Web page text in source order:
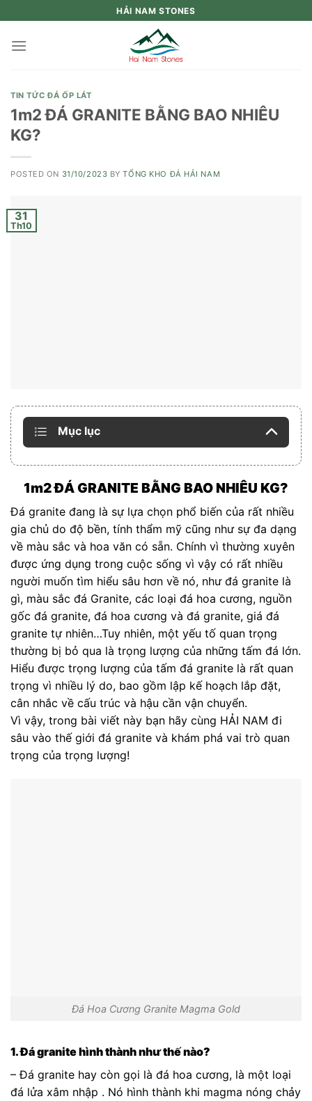
to
content
HẢI NAM STONES
TIN TỨC ĐÁ ỐP LÁT
1m2 ĐÁ GRANITE BẰNG BAO NHIÊU
KG?
POSTED ON 31/10/2023 BYTỔNG KHO ĐÁ HẢI NAM
31
Th10
Mục lục
1m2 ĐÁ GRANITE BẰNG BAO NHIÊU KG?
Đá granite đang là sự lựa chọn phổ biến của rất nhiều
gia chủ do độ bền, tính thẩm mỹ cũng như sự đa dạng
về màu sắc và hoa văn có sẵn. Chính vì thường xuyên
được ứng dụng trong cuộc sống vì vậy có rất nhiều
người muốn tìm hiểu sâu hơn về nó, như đá granite là
gì, màu sắc đá Granite, các loại đá hoa cương, nguồn
gốc đá granite, đá hoa cương và đá granite, giá đá
granite tự nhiên…Tuy nhiên, một yếu tố quan trọng
thường bị bỏ qua là trọng lượng của những tấm đá lớn.
Hiểu được trọng lượng của tấm đá granite là rất quan
trọng vì nhiều lý do, bao gồm lập kế hoạch lắp đặt,
cân nhắc về cấu trúc và hậu cần vận chuyển.
Vì vậy, trong bài viết này bạn hãy cùng HẢI NAM đi
sâu vào thế giới đá granite và khám phá vai trò quan
trọng của trọng lượng!
Đá Hoa Cương Granite Magma Gold
1. Đá granite hình thành như thế nào?
– Đá granite hay còn gọi là đá hoa cương, là một loại
đá lửa xâm nhập . Nó hình thành khi magma nóng chảy